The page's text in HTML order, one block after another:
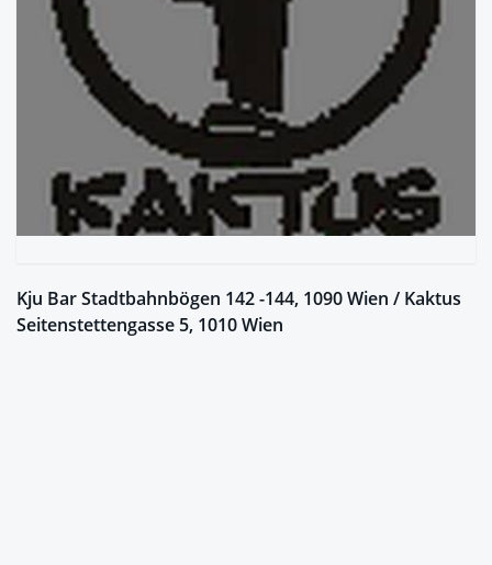
Kju Bar Stadtbahnbögen 142 -144, 1090 Wien / Kaktus
Seitenstettengasse 5, 1010 Wien